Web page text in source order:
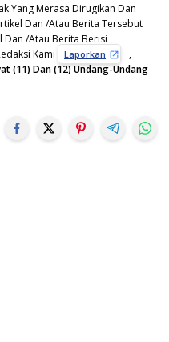
Yang Merasa Dirugikan Dan
Dan /Atau Berita Tersebut
/Atau Berita Berisi
Kami
Laporkan
,
(11) Dan (12) Undang-Undang